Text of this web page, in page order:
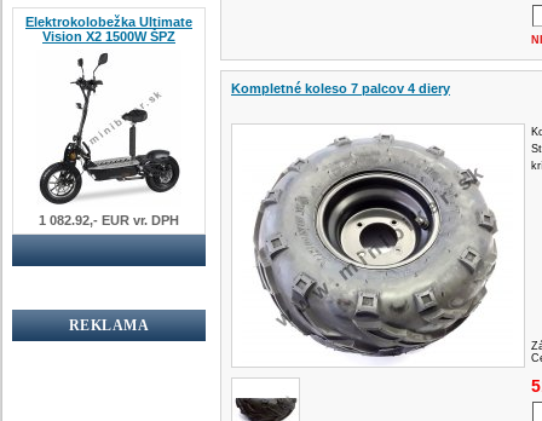
Elektrokolobežka Ultimate
Vision X2 1500W ŠPZ
1 082.92,- EUR vr. DPH
REKLAMA
Kompletné koleso 7 palcov 4 diery